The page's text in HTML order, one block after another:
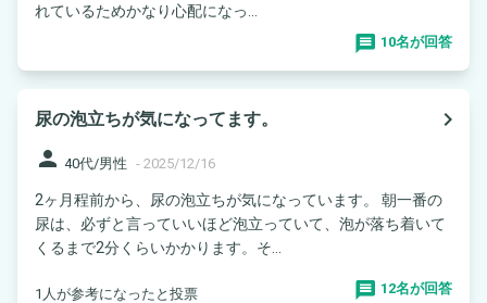
れているためかなり心配になっ...
10名が回答
尿の泡立ちが気になってます。
navigate_next
person 40代/男性 - 2025/12/16
2ヶ月程前から、尿の泡立ちが気になっています。 朝一番の
尿は、必ずと言っていいほど泡立っていて、泡が落ち着いて
くるまで2分くらいかかります。そ...
1人が参考になったと投票 12名が回答